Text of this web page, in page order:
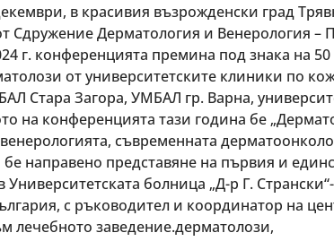
в красивия възрожденски град
Сдружение Дерматология и Венерология
г. конференцията премина под знака на
от университетските клиники по
Стара Загора, УМБАЛ гр. Варна,
на конференцията тази година бе
съвременната
направено представяне на първия и
болница „Д-р Г.
с ръководител и координатор на
лечебното заведение.дерматолози,